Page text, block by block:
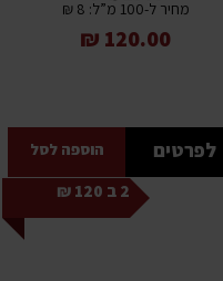
מחיר ל-100 מ”ל: 8 ₪
120.00 ₪
לפרטים הוספה לסל
2 ב 120 ₪